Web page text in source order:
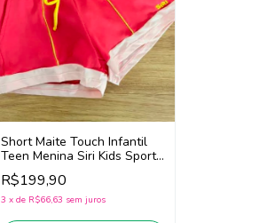
Short Maite Touch Infantil
Teen Menina Siri Kids Sport
Beach Tennis 44772 (Rosa)
R$199,90
3 x de R$66,63 sem juros